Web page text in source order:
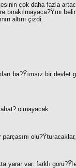
çok daha fazla
altını çizdi.
ba?Ÿımsız bir
olmayacak.
yarar var. farklı